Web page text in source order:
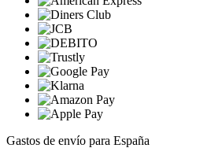
Gastos de envío para España